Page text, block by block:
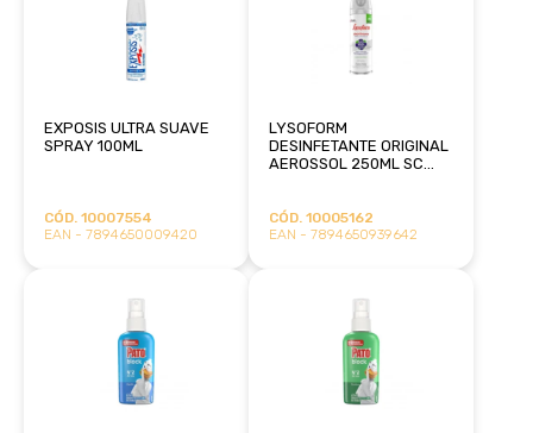
EXPOSIS ULTRA SUAVE
SPRAY 100ML
CÓD. 10007554
EAN - 7894650009420
LYSOFORM
DESINFETANTE ORIGINAL
AEROSSOL 250ML SC
CÓD. 10005162
EAN - 7894650939642